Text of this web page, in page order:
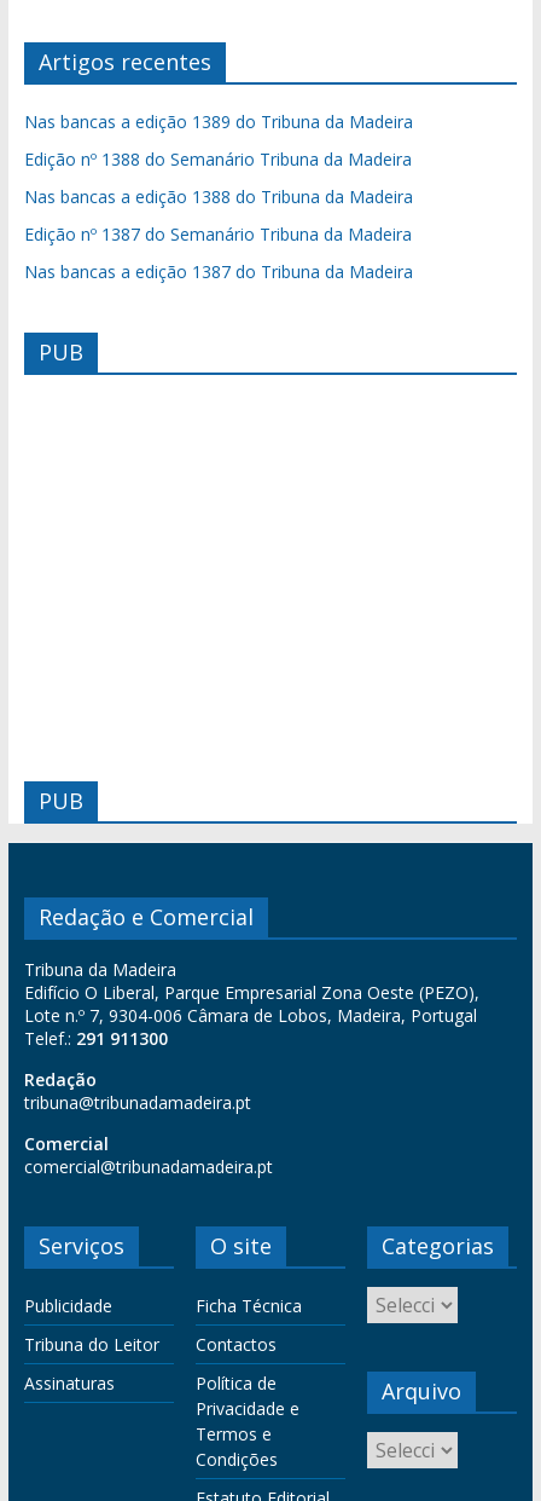
Artigos recentes
Nas bancas a edição 1389 do Tribuna da Madeira
Edição nº 1388 do Semanário Tribuna da Madeira
Nas bancas a edição 1388 do Tribuna da Madeira
Edição nº 1387 do Semanário Tribuna da Madeira
Nas bancas a edição 1387 do Tribuna da Madeira
PUB
PUB
Redação e Comercial
Tribuna da Madeira
Edifício O Liberal, Parque Empresarial Zona Oeste (PEZO),
Lote n.º 7, 9304-006 Câmara de Lobos, Madeira, Portugal
Telef.: 291 911300
Redação
tribuna@tribunadamadeira.pt
Comercial
comercial@tribunadamadeira.pt
Serviços
Publicidade
Tribuna do Leitor
Assinaturas
O site
Ficha Técnica
Contactos
Política de
Privacidade e
Termos e
Condições
Categorias
Arquivo